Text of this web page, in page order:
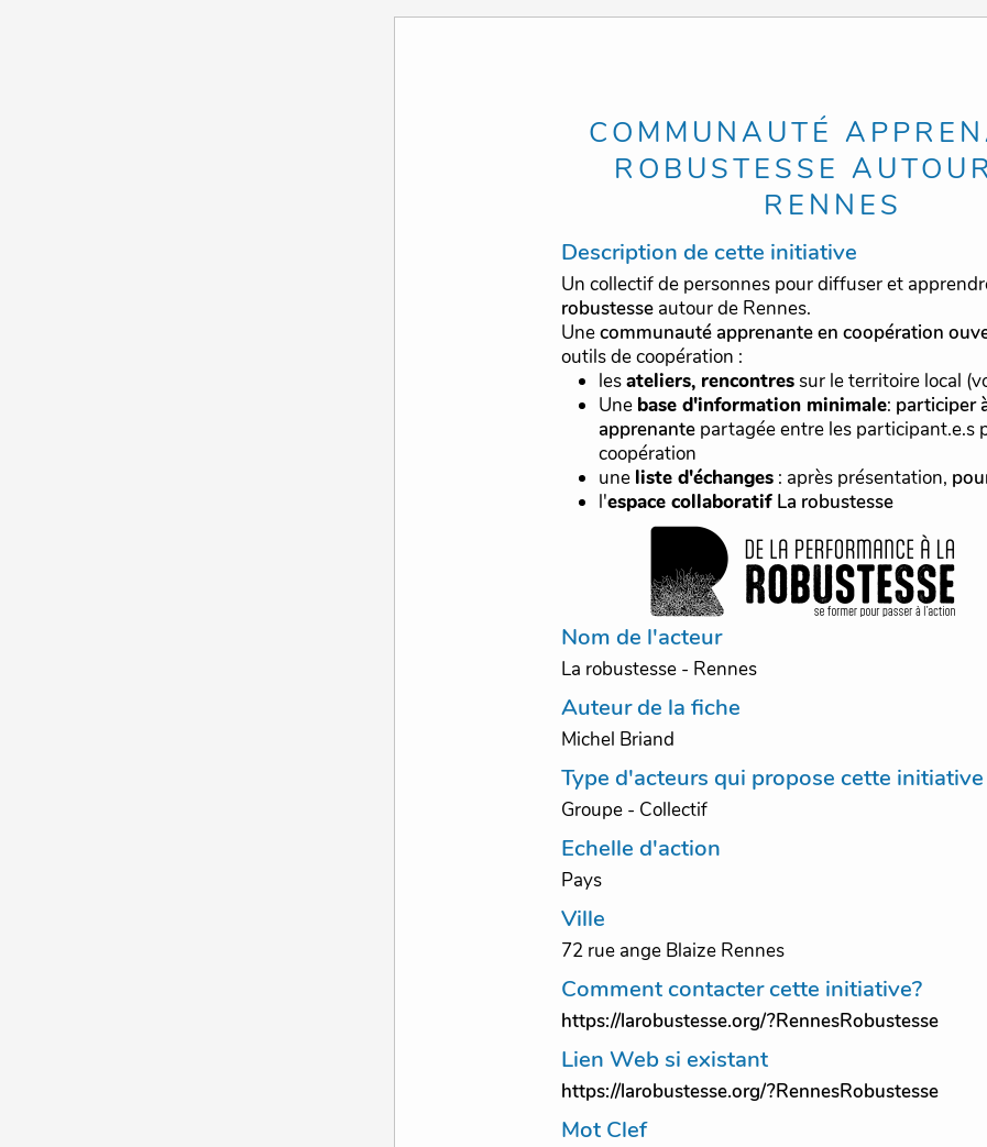
COMMUNAUTÉ
ROBUSTESSE
RENNES
Description de cette initiative
Un collectif de personnes pour diffuser et
robustesseautour de Rennes.
Unecommunauté apprenanteen coopération
outils de coopération :
lesateliers, rencontressur le territoire local
Une base d'information minimale: participer
apprenantepartagée entre les participant.e.s
coopération
une liste d'échanges: après présentation,
l'espace collaboratif La robustesse
Nom de l'acteur
La robustesse - Rennes
Auteur de la fiche
Michel Briand
Type d'acteurs qui propose cette initiative
Groupe - Collectif
Echelle d'action
Pays
Ville
72 rue ange Blaize Rennes
Comment contacter cette initiative?
https://larobustesse.org/?RennesRobustesse
Lien Web si existant
https://larobustesse.org/?RennesRobustesse
Mot Clef